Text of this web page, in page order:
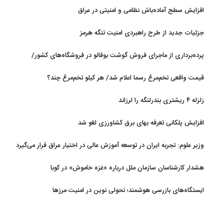
افزایش سطح آماده‌باش نظامی و امنیتی در عراق
جزئیات جدید از طرح راهبردی امنیت تنگه هرمز
پرده‌برداری از ماجرای فروش گوشت بوفالو در فروشگاه‌های کشور/
قیمت واقعی تخم‌مرغ رسما اعلام شد/ هر کیلو تخم‌مرغ چند؟
زلزله ۴ ریشتری بندرلنگه را لرزاند
افزایش پلکانی تعرفه بهای برق کشاورزی لغو شد
وزیر علوم: تجربه ایران در توسعه آموزش عالی در اختیار عراق قرار می‌گیرد
هشدار کارشناسان سازمان ملل درباره «غزه‌ خاموش» در کوبا
ایستگاه‌های بازرسی هوشمند؛ تحولی نوین در امنیت مرزها